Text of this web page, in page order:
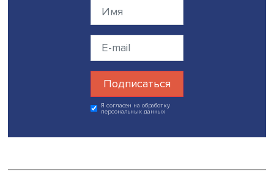
«Совместная динамика демографии и институтов
существенное влияние и на человеческий капитал, и на
влияние рост и динамика доходов населения
человеческий капитал. Вероятно, человеческий
недостаточным. Для его повышения необходимы
а также позитивные ожидания населения, которое
рассчитывает в будущем получить отдачу от своих
и поэтому стремится повышать свои знания и навыки»,
Автор:Марина Полякова